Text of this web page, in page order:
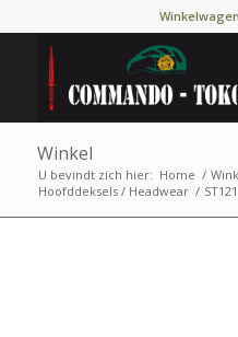
Winkelwagen
Winkel
U bevindt zich hier: Home /
Hoofddeksels / Headwear /